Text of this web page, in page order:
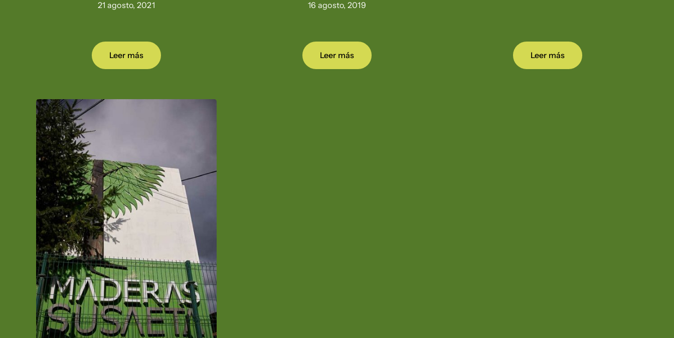
21 agosto, 2021
Leer más
16 agosto, 2019
Leer más Leer más